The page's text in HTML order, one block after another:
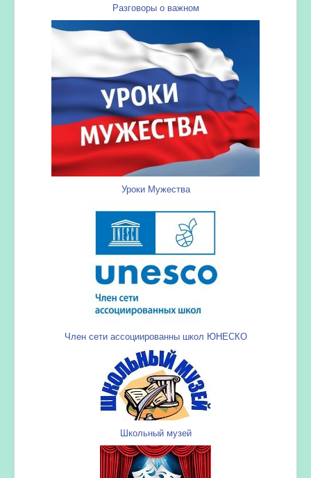
Разговоры о важном
Уроки Мужества
Член сети ассоциированны школ ЮНЕСКО
Школьный музей